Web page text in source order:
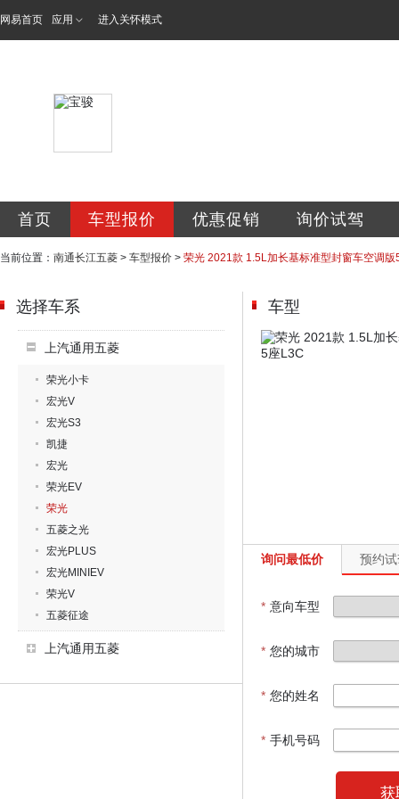
网易首页 应用 进入关怀模式
首页 车型报价 优惠促销 询价试驾
当前位置： 南通长江五菱 > 车型报价 > 荣光 2021款 1.5L加长基标准型封窗车空调版
选择车系
上汽通用五菱
荣光小卡
宏光V
宏光S3
凯捷
宏光
荣光EV
荣光
五菱之光
宏光PLUS
宏光MINIEV
荣光V
五菱征途
上汽通用五菱
车型
询问最低价 预约
* 意向车型
* 您的城市
* 您的姓名
* 手机号码
获